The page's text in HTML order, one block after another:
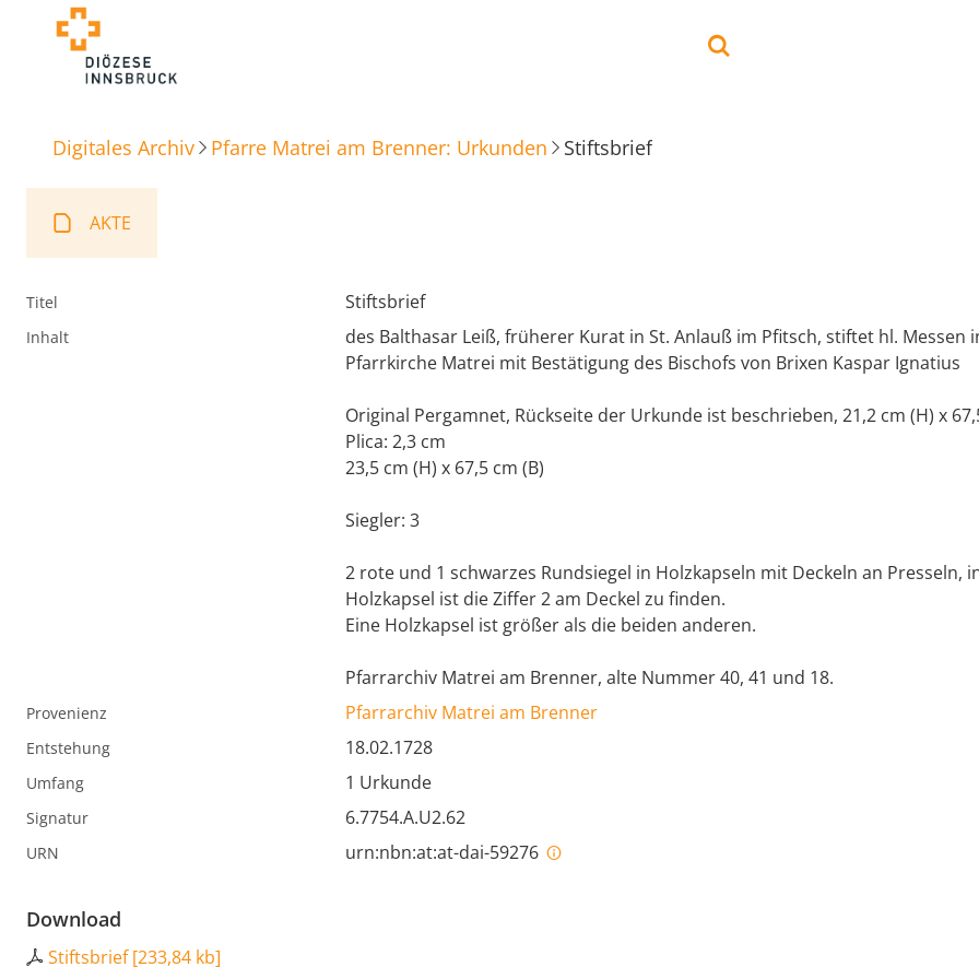
Digitales Archiv Pfarre Matrei am Brenner: Urkunden Stiftsbrief
AKTE
Titel Stiftsbrief
Inhalt
des Balthasar Leiß, früherer Kurat in St. Anlauß im Pfitsch, stiftet hl. Messen
Pfarrkirche Matrei mit Bestätigung des Bischofs von Brixen Kaspar Ignatius
Original Pergamnet, Rückseite der Urkunde ist beschrieben, 21,2 cm (H) x
Plica: 2,3 cm
23,5 cm (H) x 67,5 cm (B)
Siegler: 3
2 rote und 1 schwarzes Rundsiegel in Holzkapseln mit Deckeln an Presseln,
Holzkapsel ist die Ziffer 2 am Deckel zu finden.
Eine Holzkapsel ist größer als die beiden anderen.
Pfarrarchiv Matrei am Brenner, alte Nummer 40, 41 und 18.
Provenienz Pfarrarchiv Matrei am Brenner
Entstehung 18.02.1728
Umfang 1 Urkunde
Signatur 6.7754.A.U2.62
URN urn:nbn:at:at-dai-59276
Download
Stiftsbrief[233,84 kb]